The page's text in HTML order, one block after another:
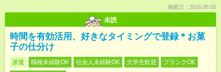
掲載日：2026.08.05
未読
時間を有効活用、好きなタイミングで登録＊お菓
子の仕分け
派遣 職種未経験OK 社会人未経験OK 大学生歓迎
ブランクOK